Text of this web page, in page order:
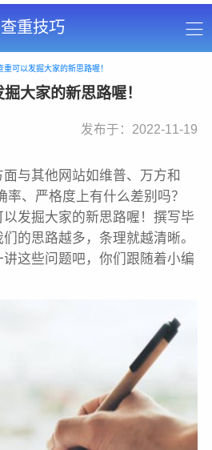
查重技巧
重可以发掘大家的新思路喔！
大家的新思路喔！
发布于：2022-11-19
面与其他网站如维普、万方和
率、严格度上有什么差别吗？
发掘大家的新思路喔！撰写毕
的思路越多，条理就越清晰。
这些问题吧，你们跟随着小编